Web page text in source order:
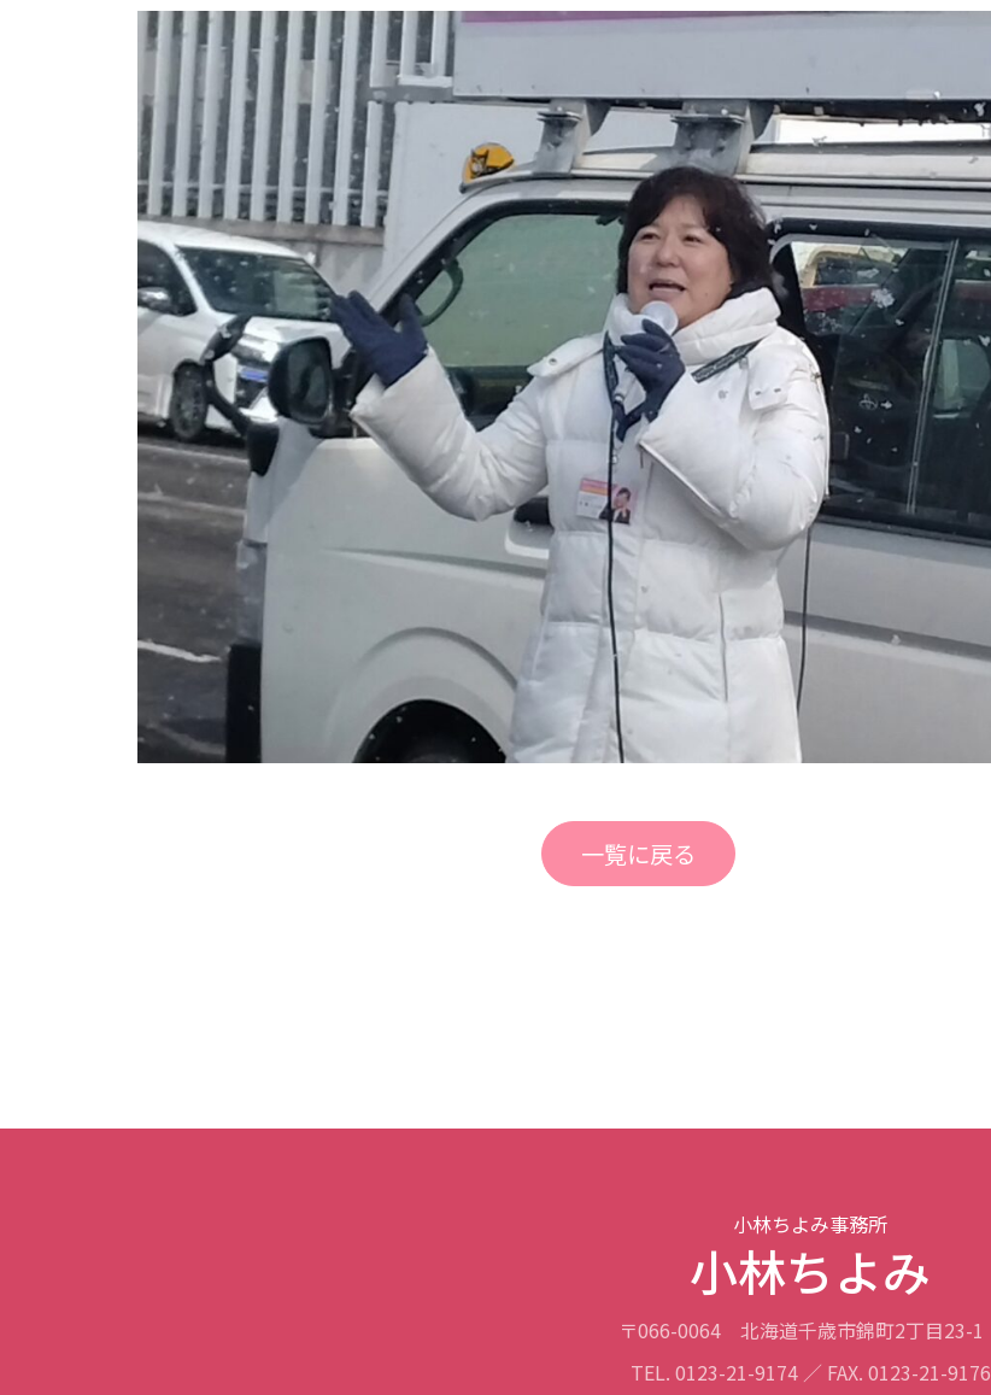
一覧に戻る
小林ちよみ事務所
小林ちよみ
〒066-0064
北海道千歳市錦町2丁目23-1
TEL. 0123-21-9174 ／ FAX. 0123-21-9176